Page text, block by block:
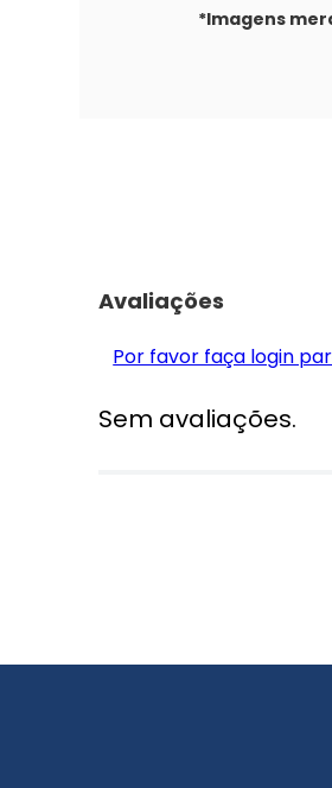
*Imagens
Avaliações
Por favor faça login
Sem avaliações.